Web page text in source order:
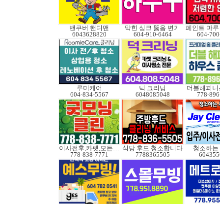
밴쿠버 핸디맨
6043628820
막힌 싱크 뚫음 변기
604-910-6464
604-
루미케어
604-834-5567
덕 크리닝
6048085048
더블해피
778-
이사전후,카펫,모든청소
778-838-7771
식당 후드 청소합니다
7788365505
청소하는